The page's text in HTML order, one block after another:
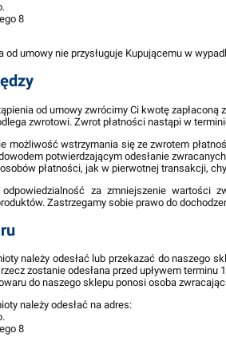
8
od umowy nie przysługuje Kupującemu w
od umowy zwrócimy Ci kwotę
zwrotowi. Zwrot płatności nastąpi w
możliwość wstrzymania się ze zwrotem
potwierdzającym odesłanie
płatności, jak w pierwotnej transakcji,
odpowiedzialność za zmniejszenie
Zastrzegamy sobie prawo do
należy odesłać lub przekazać do naszego
zostanie odesłana przed upływem terminu
do naszego sklepu ponosi osoba
należy odesłać na adres:
8